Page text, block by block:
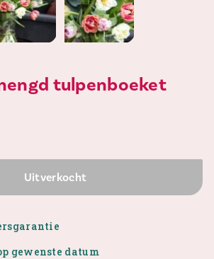
tulpenboeket
Uitverkocht
gewenste datum